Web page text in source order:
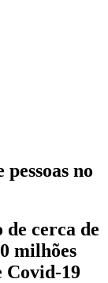
no
cerca de
milhões
Covid-19